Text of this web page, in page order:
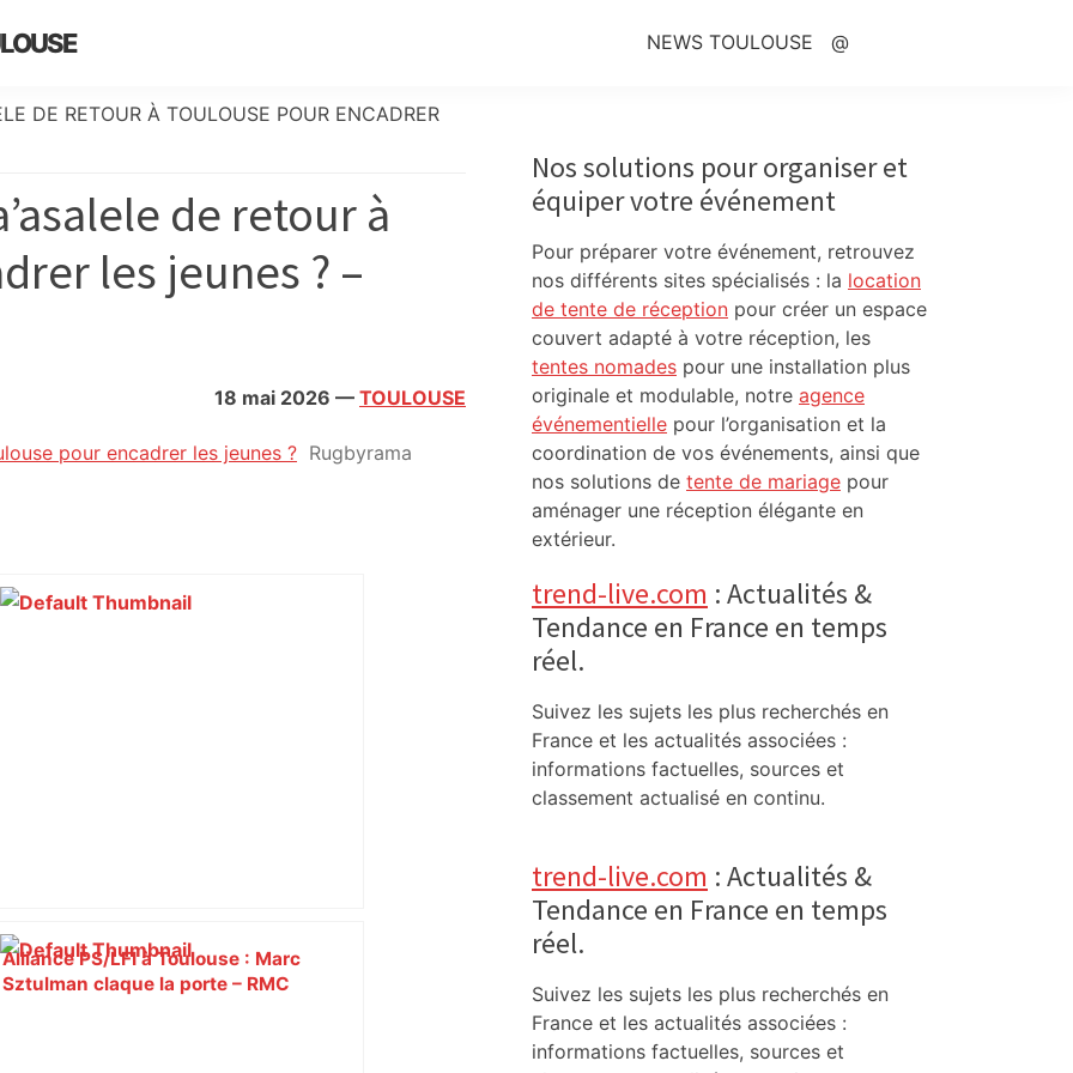
NEWS TOULOUSE @
DE RETOUR À TOULOUSE POUR ENCADRER
de retour à
les jeunes ? –
18 mai 2026 — TOULOUSE
pour encadrer les jeunes ? Rugbyrama
Alliance PS/LFI à Toulouse : Marc
Sztulman claque la porte – RMC
Sidebar
Nos solutions pour organiser et
équiper votre événement
Pour préparer votre événement, retrouvez
nos différents sites spécialisés : la location
de tente de réception pour créer un espace
couvert adapté à votre réception, les
tentes nomades pour une installation plus
originale et modulable, notre agence
événementielle pour l’organisation et la
coordination de vos événements, ainsi que
nos solutions de tente de mariage pour
aménager une réception élégante en
extérieur.
trend-live.com : Actualités &
Tendance en France en temps
réel.
Suivez les sujets les plus recherchés en
France et les actualités associées :
informations factuelles, sources et
classement actualisé en continu.
trend-live.com : Actualités &
Tendance en France en temps
réel.
Suivez les sujets les plus recherchés en
France et les actualités associées :
informations factuelles, sources et